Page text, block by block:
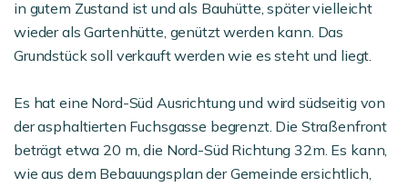
in gutem Zustand ist und als Bauhütte, später vielleicht
wieder als Gartenhütte, genützt werden kann. Das
Grundstück soll verkauft werden wie es steht und liegt.
Es hat eine Nord-Süd Ausrichtung und wird südseitig von
der asphaltierten Fuchsgasse begrenzt. Die Straßenfront
beträgt etwa 20 m, die Nord-Süd Richtung 32m. Es kann,
wie aus dem Bebauungsplan der Gemeinde ersichtlich,